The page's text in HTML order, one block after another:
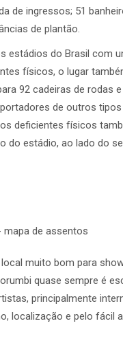
de ingressos; 51
de plantão.
estádios do Brasil com
físicos, o lugar
92 cadeiras de rodas
de outros tipos
deficientes físicos
do estádio, ao lado do
muito bom para
quase sempre é
principalmente
localização e pelo fácil